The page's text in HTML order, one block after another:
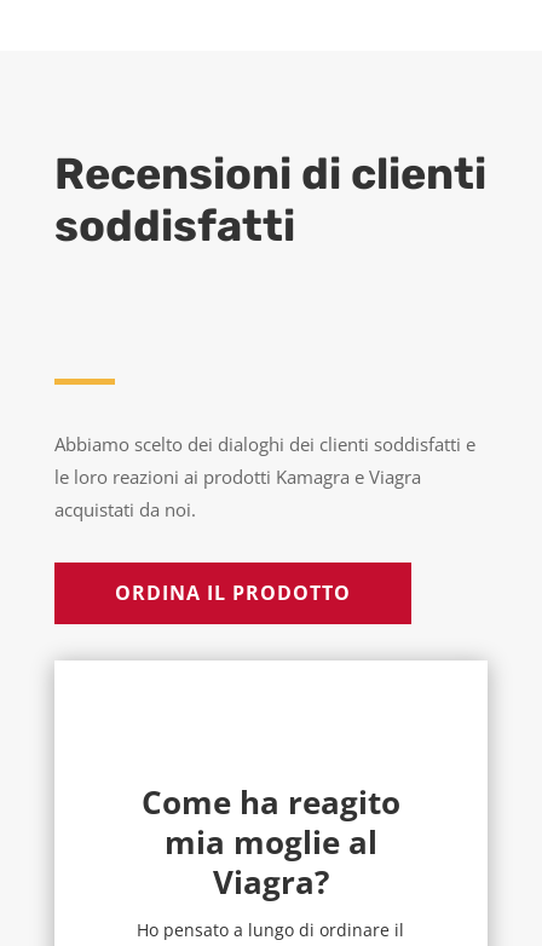
Recensioni di clienti
soddisfatti
Abbiamo scelto dei dialoghi dei clienti soddisfatti e
le loro reazioni ai prodotti Kamagra e Viagra
acquistati da noi.
ORDINA IL PRODOTTO
Come ha reagito
mia moglie al
Viagra?
Ho pensato a lungo di ordinare il